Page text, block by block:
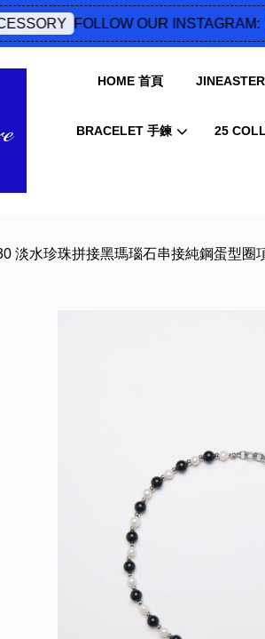
FOLLOW OUR INSTAGRAM:
HOME 首頁
BRACELET 手鍊 25
淡水珍珠拼接黑瑪瑙石串接純鋼蛋型圈